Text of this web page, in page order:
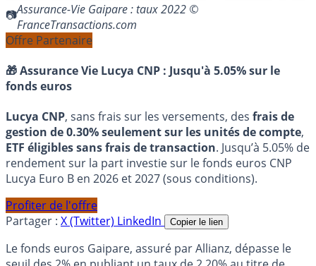
Assurance-Vie Gaipare : taux 2022 ©
FranceTransactions.com
Offre Partenaire
🎁 Assurance Vie Lucya CNP : Jusqu'à 5.05% sur le
fonds euros
Lucya CNP, sans frais sur les versements, des frais de
gestion de 0.30% seulement sur les unités de compte,
ETF éligibles sans frais de transaction. Jusqu’à 5.05% de
rendement sur la part investie sur le fonds euros CNP
Lucya Euro B en 2026 et 2027 (sous conditions).
Profiter de l'offre
Partager : X (Twitter) LinkedIn Copier le lien
Le fonds euros Gaipare, assuré par Allianz, dépasse le